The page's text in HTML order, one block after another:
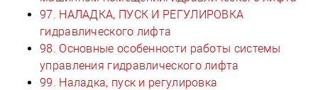
97. НАЛАДКА, ПУСК И РЕГУЛИРОВКА
гидравлического лифта
98. Основные особенности работы системы
управления гидравлического лифта
99. Наладка, пуск и регулировка